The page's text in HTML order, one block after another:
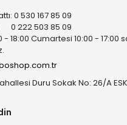
0 530 167 85 09
0 222 503 85 09
- 18:00 Cumartesi 10:00 - 17:00
Duru Sokak No: 26/A